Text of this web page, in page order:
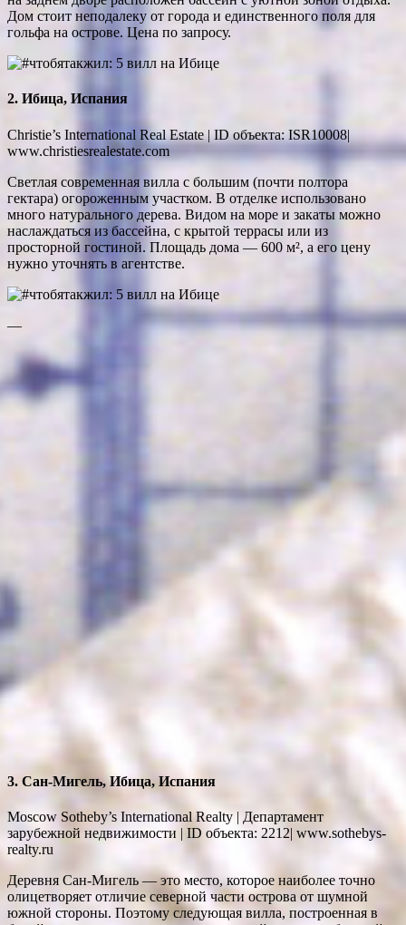
Дом стоит неподалеку от города и единственного поля для
гольфа на острове. Цена по запросу.
2. Ибица, Испания
Christie’s International Real Estate | ID объекта: ISR10008|
www.christiesrealestate.com
Светлая современная вилла с большим (почти полтора
гектара) огороженным участком. В отделке использовано
много натурального дерева. Видом на море и закаты можно
наслаждаться из бассейна, с крытой террасы или из
просторной гостиной. Площадь дома — 600 м², а его цену
нужно уточнять в агентстве.
—
3. Сан-Мигель, Ибица, Испания
Moscow Sotheby’s International Realty | Департамент
зарубежной недвижимости | ID объекта: 2212| www.sothebys-
realty.ru
Деревня Сан-Мигель — это место, которое наиболее точно
олицетворяет отличие северной части острова от шумной
южной стороны. Поэтому следующая вилла, построенная в